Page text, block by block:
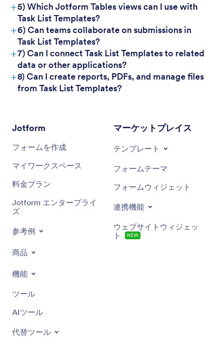
+5) Which Jotform Tables views can I use with
Task List Templates?
+6) Can teams collaborate on submissions in
Task List Templates?
+7) Can I connect Task List Templates to related
data or other applications?
+8) Can I create reports, PDFs, and manage files
from Task List Templates?
Jotform
フォームを作成
マイワークスペース
料金プラン
Jotform エンタープライ
ズ
参考例
商品
機能
ツール
AIツール
代替ツール
マーケットプレイス
テンプレート
フォームテーマ
フォームウィジェット
連携機能
ウェブサイトウィジェッ
ト
NEW